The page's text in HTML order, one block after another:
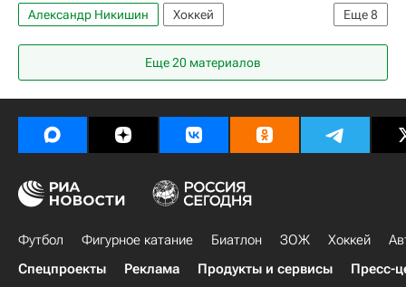
Еще8
Александр Никишин
Хоккей
Национальная хоккейная лига (НХЛ)
Каролина Харрикейнз
СКА (Санкт-Петербург)
ХК Спартак (Москва)
Роман Ротенберг
Материалы РИА Спорт
Авторы РИА Новости Спорт
Еще 20 материалов
Футбол Фигурное катание Биатлон ЗОЖ Хоккей
Спецпроекты
Реклама Продукты и сервисы Пресс-